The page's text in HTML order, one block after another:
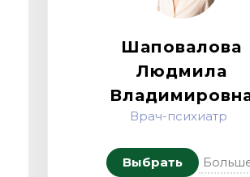
Шаповалова
Людмила
Врач-психиатр
Выбрать